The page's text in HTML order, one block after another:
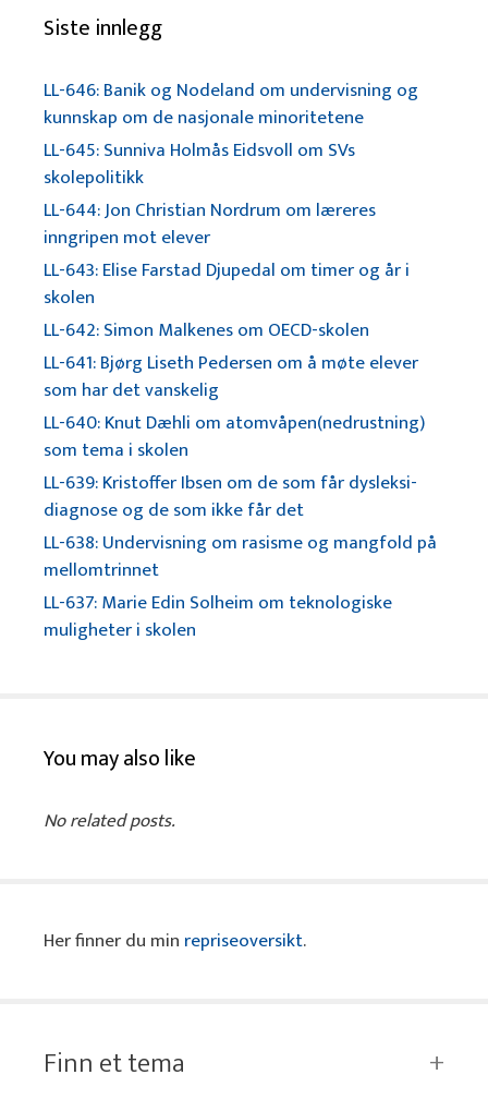
Siste innlegg
LL-646: Banik og Nodeland om undervisning og
kunnskap om de nasjonale minoritetene
LL-645: Sunniva Holmås Eidsvoll om SVs
skolepolitikk
LL-644: Jon Christian Nordrum om læreres
inngripen mot elever
LL-643: Elise Farstad Djupedal om timer og år i
skolen
LL-642: Simon Malkenes om OECD-skolen
LL-641: Bjørg Liseth Pedersen om å møte elever
som har det vanskelig
LL-640: Knut Dæhli om atomvåpen(nedrustning)
som tema i skolen
LL-639: Kristoffer Ibsen om de som får dysleksi-
diagnose og de som ikke får det
LL-638: Undervisning om rasisme og mangfold på
mellomtrinnet
LL-637: Marie Edin Solheim om teknologiske
muligheter i skolen
You may also like
No related posts.
Her finner du min repriseoversikt.
Finn et tema